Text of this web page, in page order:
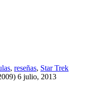
, reseñas, Star Trek
6 julio, 2013